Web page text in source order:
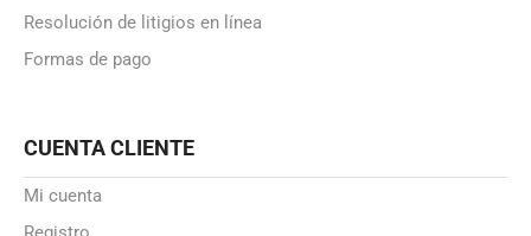
Resolución de litigios en línea
Formas de pago
CUENTA CLIENTE
Mi cuenta